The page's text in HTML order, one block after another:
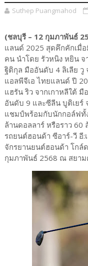
Suthep Puangmahod
(ชลบุรี – 12 กุมภาพันธ์
แลนด์ 2025 สุดคึกคักเมื่
คน นำโดย รัวหนิง หยิน
ฐิติกุล มืออันดับ 4 ลิเลีย
แอลพีจีเอ ไทยแลนด์ ปี
แฮรัน ริว จากเกาหลีใต้
อันดับ 9 และซีลีน บูติเยร์
แชมป์พร้อมกับนักกอล์ฟทั้
ล้านดอลลาร์ หรือราว 60
รถยนต์ฮอนด้า ซีอาร์-วี อี:
จักรยานยนต์ฮอนด้า โกล์
กุมภาพันธ์ 2568 ณ สยา